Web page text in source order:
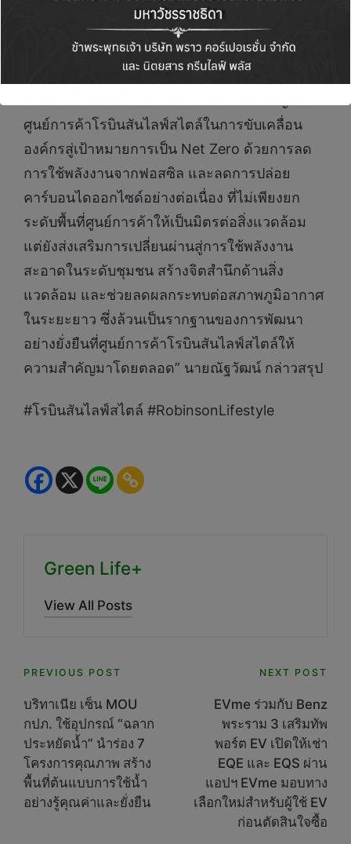
เคลื่อนสังคมไทยสู่อนาคตที่ใส่ใจสิ่งแวดล้อมและ
คุณภาพชีวิตอย่างแท้จริง
“โครงการติดตั้งโคมไฟถนนพลังงานแสงอาทิตย์
ศูนย์การค้าโรบินสันไลฟ์สไตล์ในการขับเคลื่อน
องค์กรสู่เป้าหมายการเป็น Net Zero ด้วยการลด
การใช้พลังงานจากฟอสซิล และลดการปล่อย
คาร์บอนไดออกไซด์อย่างต่อเนื่อง ที่ไม่เพียงยก
ระดับพื้นที่ศูนย์การค้าให้เป็นมิตรต่อสิ่งแวดล้อม
แต่ยังส่งเสริมการเปลี่ยนผ่านสู่การใช้พลังงาน
สะอาดในระดับชุมชน สร้างจิตสำนึกด้านสิ่ง
แวดล้อม และช่วยลดผลกระทบต่อสภาพภูมิอากาศ
ในระยะยาว ซึ่งล้วนเป็นรากฐานของการพัฒนา
อย่างยั่งยืนที่ศูนย์การค้าโรบินสันไลฟ์สไตล์ให้
ความสำคัญมาโดยตลอด” นายณัฐวัฒน์ กล่าวสรุป
#โรบินสันไลฟ์สไตล์ #RobinsonLifestyle
Green Life+
View All Posts
Post
navigation
PREVIOUS POST
บริทาเนีย เซ็น MOU
กปภ. ใช้อุปกรณ์ “ฉลาก
ประหยัดน้ำ” นำร่อง 7
โครงการคุณภาพ สร้าง
พื้นที่ต้นแบบการใช้น้ำ
อย่างรู้คุณค่าและยั่งยืน
NEXT POST
EVme ร่วมกับ Benz
พระราม 3 เสริมทัพ
พอร์ต EV เปิดให้เช่า
EQE และ EQS ผ่าน
แอปฯ EVme มอบทาง
เลือกใหม่สำหรับผู้ใช้ EV
ก่อนตัดสินใจซื้อ